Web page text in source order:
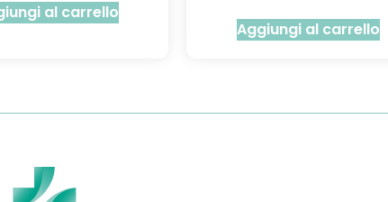
al carrello
Aggiungi al carrello